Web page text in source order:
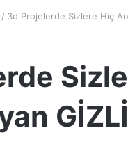
/ 3d Projelerde Sizlere Hiç